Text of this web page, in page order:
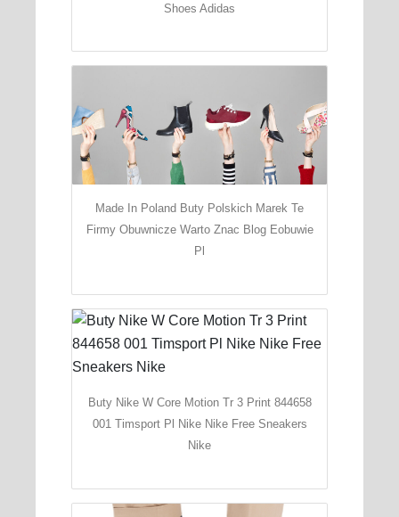
Shoes Adidas
Made In Poland Buty Polskich Marek Te
Firmy Obuwnicze Warto Znac Blog Eobuwie
Pl
Buty Nike W Core Motion Tr 3 Print 844658
001 Timsport Pl Nike Nike Free Sneakers
Nike